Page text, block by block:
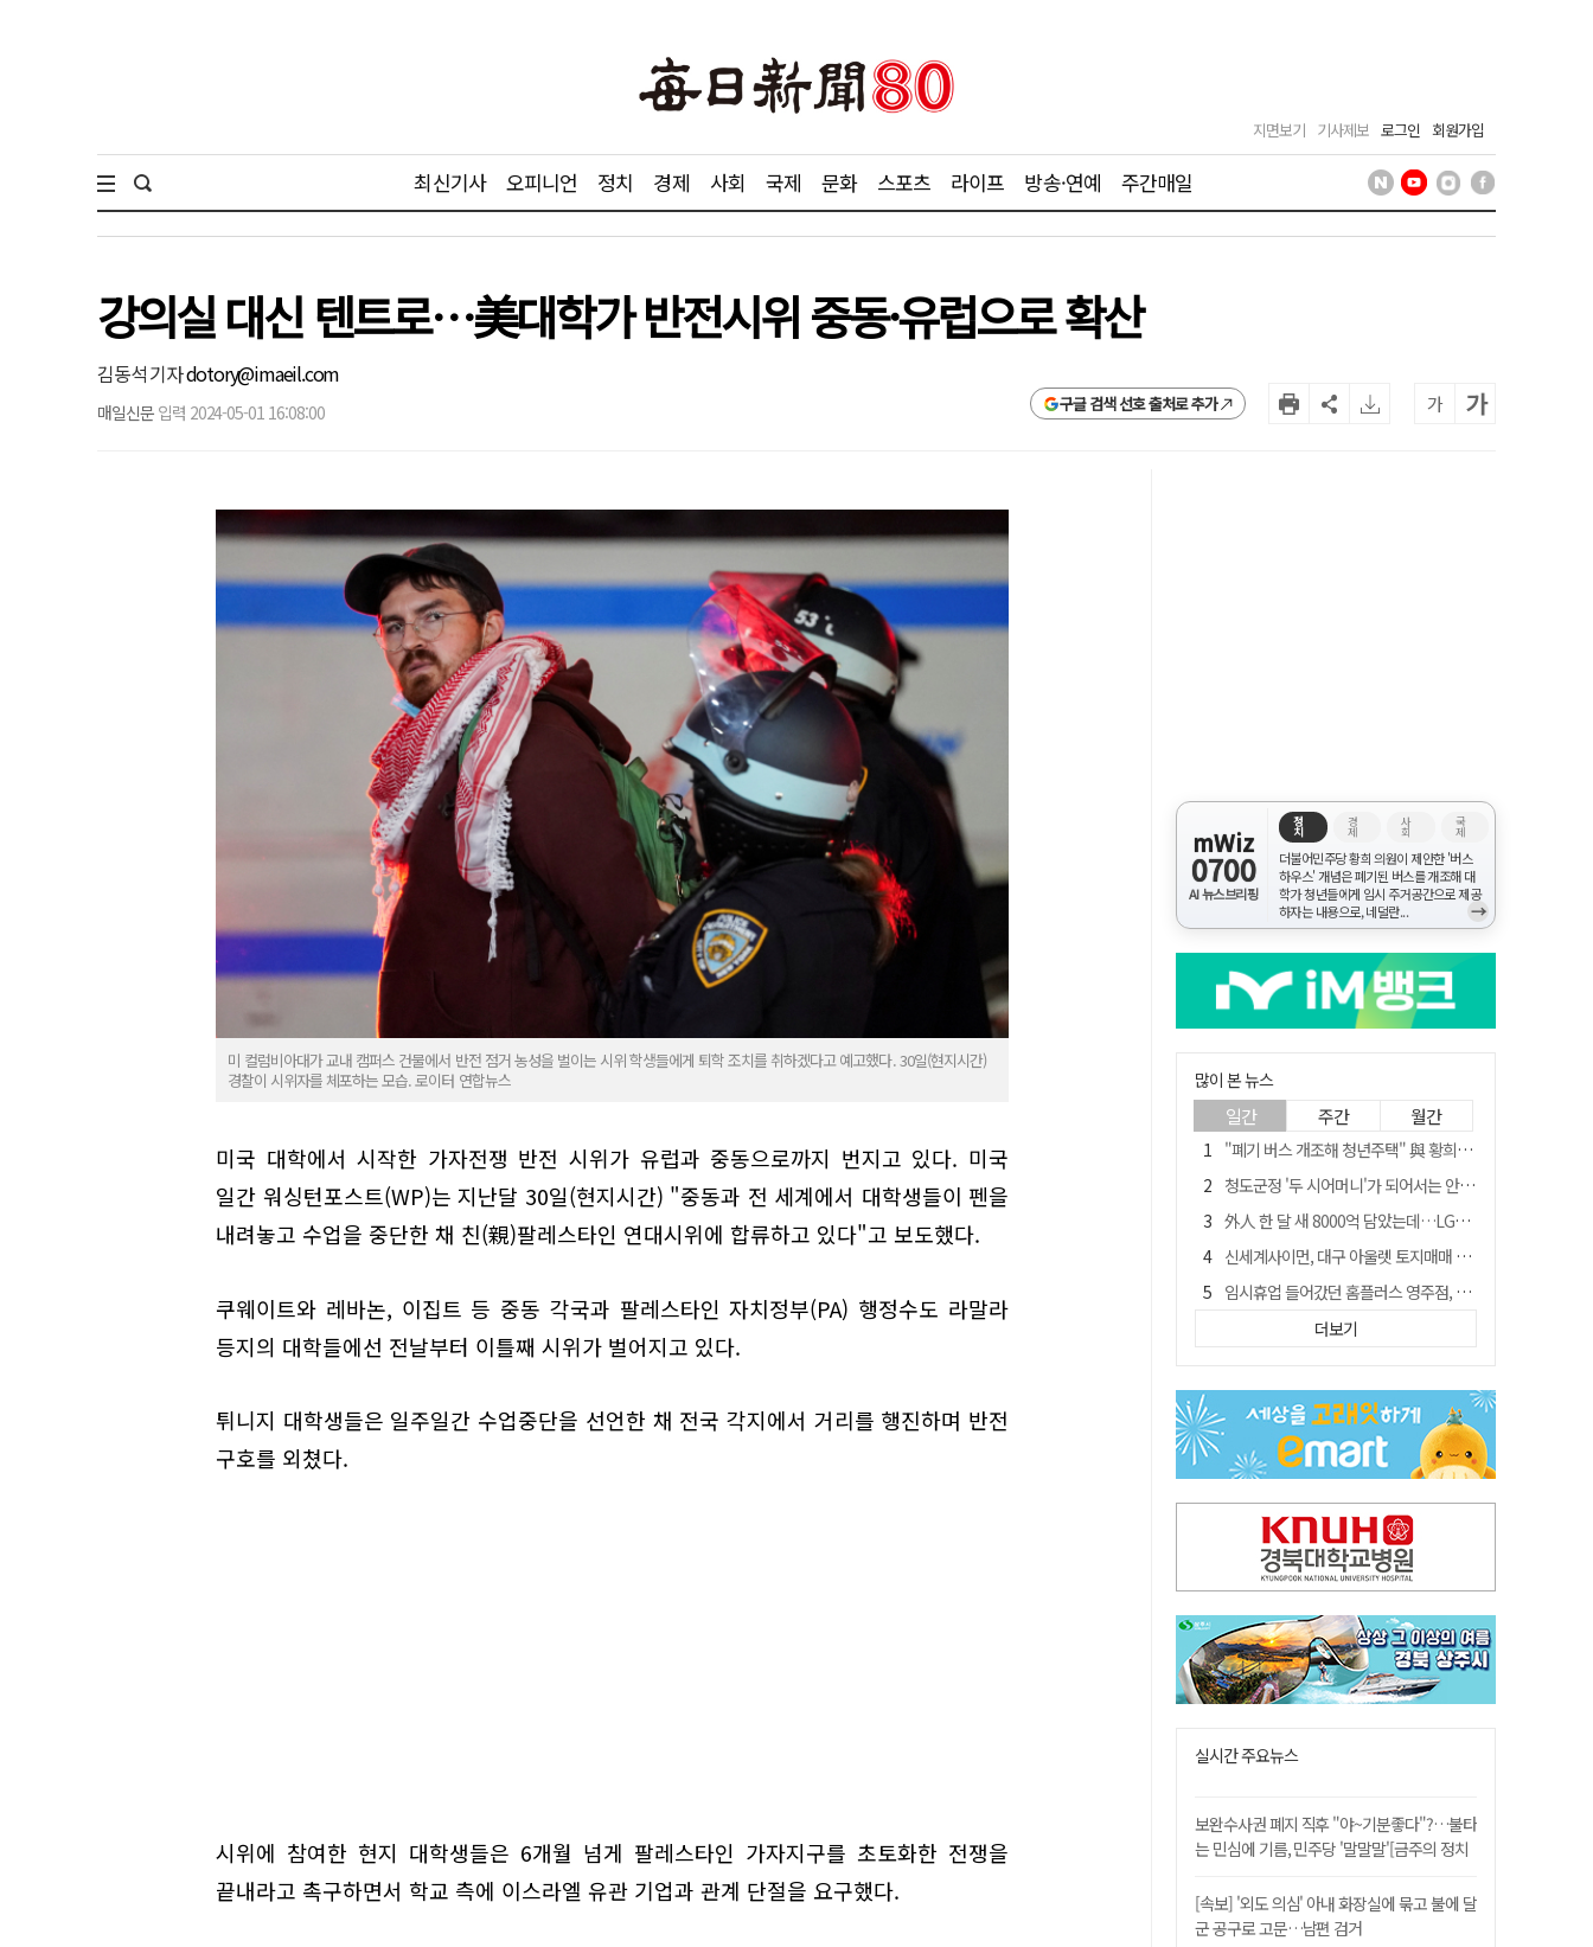
지면보기 기사제보 로그인 회원가입
최신기사 오피니언 정치 경제 사회 국제 문화 스포츠 라이프 방송·연예 주간매일
강의실 대신 텐트로…美대학가 반전시위 중동·유럽으로 확산
김동석 기자dotory@imaeil.com
매일신문 입력 2024-05-01 16:08:00 구글 검색 선호 출처로 추가 가 가
미 컬럼비아대가 교내 캠퍼스 건물에서 반전 점거 농성을 벌이는 시위 학생들에게 퇴학 조치를 취하겠다고 예고했다. 30일(현지시간)
경찰이 시위자를 체포하는 모습. 로이터 연합뉴스
미국 대학에서 시작한 가자전쟁 반전 시위가 유럽과 중동으로까지 번지고 있다. 미국
일간 워싱턴포스트(WP)는 지난달 30일(현지시간) "중동과 전 세계에서 대학생들이 펜을
내려놓고 수업을 중단한 채 친(親)팔레스타인 연대시위에 합류하고 있다"고 보도했다.
쿠웨이트와 레바논, 이집트 등 중동 각국과 팔레스타인 자치정부(PA) 행정수도 라말라
등지의 대학들에선 전날부터 이틀째 시위가 벌어지고 있다.
튀니지 대학생들은 일주일간 수업중단을 선언한 채 전국 각지에서 거리를 행진하며 반전
구호를 외쳤다.
시위에 참여한 현지 대학생들은 6개월 넘게 팔레스타인 가자지구를 초토화한 전쟁을
끝내라고 촉구하면서 학교 측에 이스라엘 유관 기업과 관계 단절을 요구했다.
mWiz
0700
AI 뉴스브리핑
정
치
경
제
사
회
국
제
더불어민주당 황희 의원이 제안한 '버스
하우스' 개념은 폐기된 버스를 개조해 대
학가 청년들에게 임시 주거공간으로 제공
하자는 내용으로, 네덜란...
→
많이 본 뉴스
일간 주간 월간
"폐기 버스 개조해 청년주택" 與 황희…'딸 학비는 年 4200만원'
청도군정 '두 시어머니'가 되어서는 안된다
外人 한 달 새 8000억 담았는데…LG이노텍 목표주가는 왜 엇갈릴까
신세계사이먼, 대구 아울렛 토지매매 계약 체결… 사업 본궤도
임시휴업 들어갔던 홈플러스 영주점, 7일 영업 재개…지하 1층만 운영
SK하이닉스, 주당 375원 분기 배당 공시…"3분기 중 주주환원 방안 확정"
"상법개정해도 주주가 '봉'"…하이닉스 솔리다임 상장설에 술렁[개미와글와글]
전북 경찰 간부 '女교사 몰카' 아들 폰 부수고…"처벌 못하는 사안" 내부망에 글
노태악 출장에 부인 별도 일정 수행 직원도…보고서엔 '공식일정 참석'
더보기
실시간 주요뉴스
보완수사권 폐지 직후 "야~기분좋다"?…불타
는 민심에 기름, 민주당 '말말말'[금주의 정치
[속보] '외도 의심' 아내 화장실에 묶고 불에 달
군 공구로 고문…남편 검거